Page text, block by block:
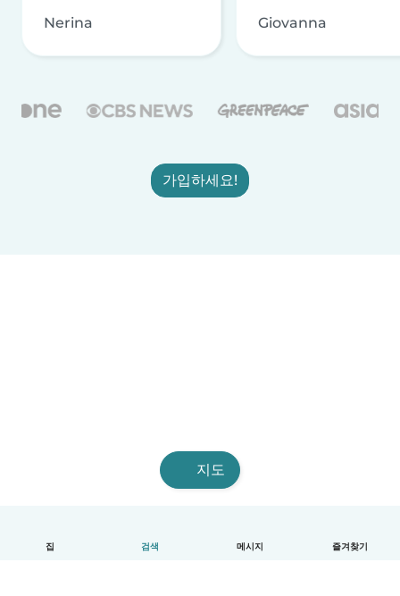
집 검색 메시지 즐겨찾기
Nerina Giovanna
가입하세요!
지도